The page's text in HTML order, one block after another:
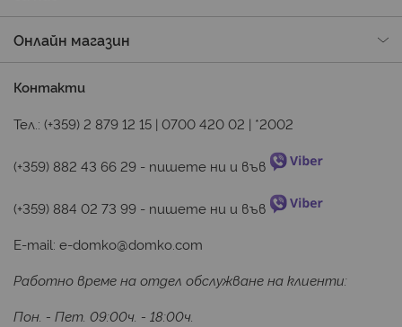
Онлайн магазин
Контакти
Тел.: (+359) 2 879 12 15 | 0700 420 02 | *2002
(+359) 882 43 66 29 - пишете ни и във
(+359) 884 02 73 99 - пишете ни и във
E-mail: e-domko@domko.com
Работно време на отдел обслужване на клиенти:
Пон. - Пет. 09:00ч. - 18:00ч.